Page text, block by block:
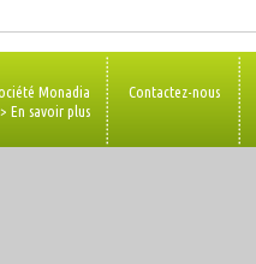
Monadia
En savoir plus
Contactez-nous